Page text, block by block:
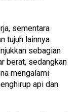
sementara
tujuh lainnya
sebagian
berat, sedangkan
mengalami
api dan